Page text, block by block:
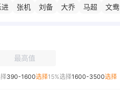
进 张机 刘备 大乔 马超 文鸯
390-1600选择15%选择1600-3500选择